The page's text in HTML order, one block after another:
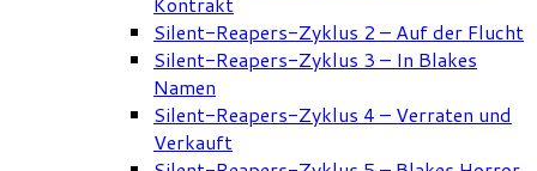
Silent-Reapers-Zyklus 2 – Auf der Flucht
Silent-Reapers-Zyklus 3 – In Blakes
Namen
Silent-Reapers-Zyklus 4 – Verraten und
Verkauft